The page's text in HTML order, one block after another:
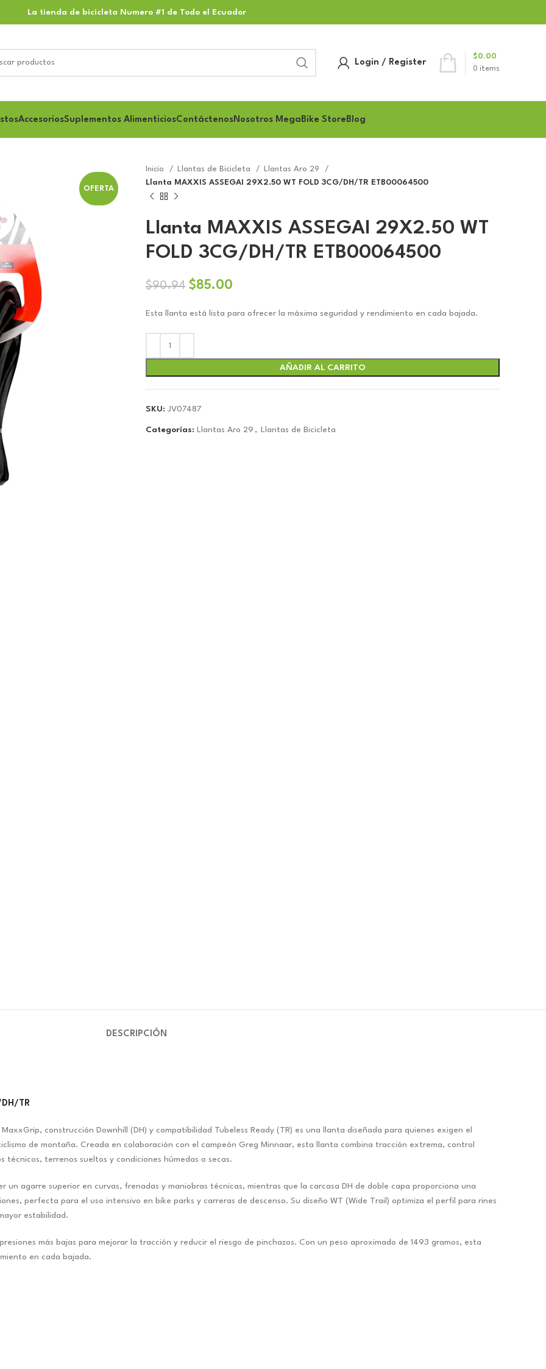
La tienda de bicicleta Numero #1 de Todo el Ecuador
Login / Register
0 items
$0.00
AccesoriosSuplementos AlimenticiosContáctenosNosotros MegaBike Store Blog
OFERTA
Inicio Llantas de Bicicleta
Llantas Aro 29
Llanta MAXXIS ASSEGAI 29X2.50 WT FOLD 3CG/DH/TR ETB00064500
Llanta MAXXIS ASSEGAI 29X2.50 WT
FOLD 3CG/DH/TR ETB00064500
$90.94 El
original
era:
$85.00
actual
Esta llanta está lista para ofrecer la máxima seguridad y rendimiento en cada bajada.
AÑADIR AL CARRITO
SKU: JV07487
Categorías: Llantas Aro 29 , Llantas de Bicicleta
DESCRIPCIÓN
TR
construcción Downhill (DH) y compatibilidad Tubeless Ready (TR) es una llanta diseñada para quienes exigen el
de montaña. Creada en colaboración con el campeón Greg Minnaar, esta llanta combina tracción extrema, control
técnicos, terrenos sueltos y condiciones húmedas o secas.
un agarre superior en curvas, frenadas y maniobras técnicas, mientras que la carcasa DH de doble capa proporciona una
perfecta para el uso intensivo en bike parks y carreras de descenso. Su diseño WT (Wide Trail) optimiza el perfil para rines
estabilidad.
más bajas para mejorar la tracción y reducir el riesgo de pinchazos. Con un peso aproximado de 1493 gramos, esta
en cada bajada.